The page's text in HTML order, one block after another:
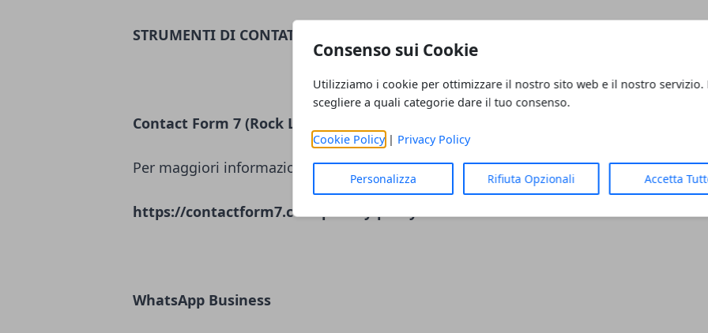
Consenso sui Cookie
Utilizziamo i cookie per ottimizzare il nostro sito web e il nostro servizio.
scegliere a quali categorie dare il tuo consenso.
Cookie Policy| Privacy Policy
Personalizza Rifiuta Opzionali Accetta
STRUMENTI DI CONTATTO
Contact Form 7 (Rock Lobster LLC)
Per maggiori informazioni è sufficiente seguire questo link:
https://contactform7.com/privacy-policy/
WhatsApp Business